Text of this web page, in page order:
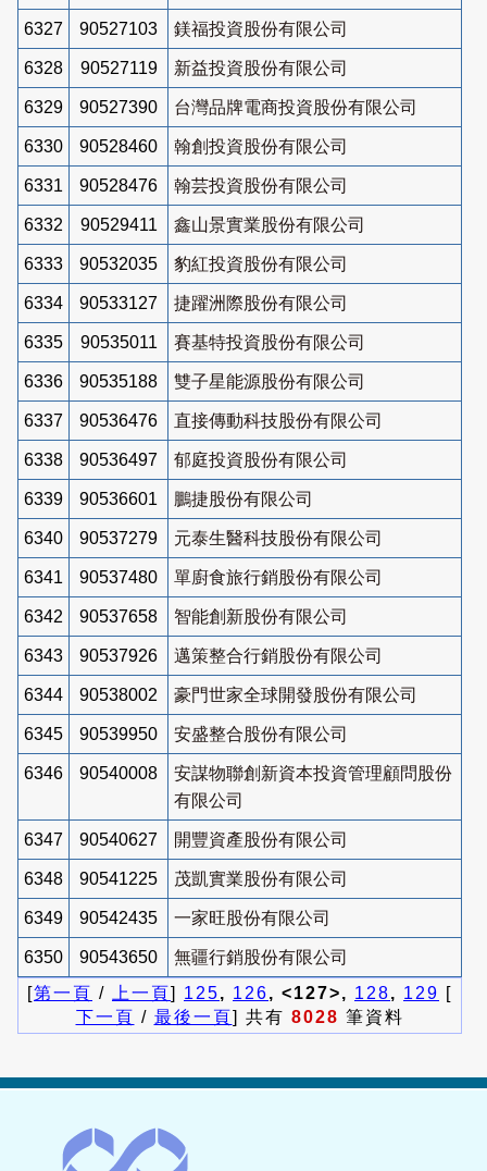
6327 90527103 鎂福投資股份有限公司
6328 90527119 新益投資股份有限公司
6329 90527390 台灣品牌電商投資股份有限公司
6330 90528460 翰創投資股份有限公司
6331 90528476 翰芸投資股份有限公司
6332 90529411 鑫山景實業股份有限公司
6333 90532035 豹紅投資股份有限公司
6334 90533127 捷躍洲際股份有限公司
6335 90535011 賽基特投資股份有限公司
6336 90535188 雙子星能源股份有限公司
6337 90536476 直接傳動科技股份有限公司
6338 90536497 郁庭投資股份有限公司
6339 90536601 鵬捷股份有限公司
6340 90537279 元泰生醫科技股份有限公司
6341 90537480 單廚食旅行銷股份有限公司
6342 90537658 智能創新股份有限公司
6343 90537926 邁策整合行銷股份有限公司
6344 90538002 豪門世家全球開發股份有限公司
6345 90539950 安盛整合股份有限公司
6346 90540008
安謀物聯創新資本投資管理顧問股份
有限公司
6347 90540627 開豐資產股份有限公司
6348 90541225 茂凱實業股份有限公司
6349 90542435 一家旺股份有限公司
6350 90543650
無疆行銷股份有限公司
[第一頁 / 上一頁] 125, 126, <127>, 128, 129 [
下一頁 / 最後一頁] 共有 8028 筆資料